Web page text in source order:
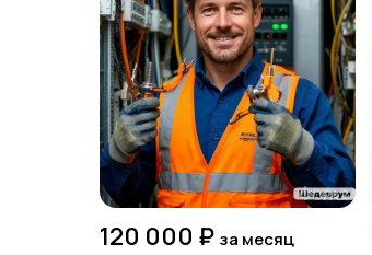
120 000 ₽ за месяц